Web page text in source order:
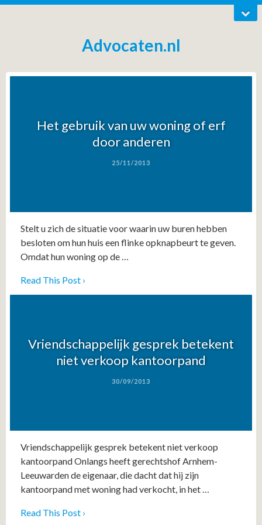
Advocaten.nl
Het gebruik van uw woning of erf
door anderen
25/11/2013
Stelt u zich de situatie voor waarin uw buren hebben
besloten om hun huis een flinke opknapbeurt te geven.
Omdat hun woning op de …
Read This Post ›
Vriendschappelijk gesprek betekent
niet verkoop kantoorpand
30/09/2013
Vriendschappelijk gesprek betekent niet verkoop
kantoorpand Onlangs heeft gerechtshof Arnhem-
Leeuwarden de eigenaar, die dacht dat hij zijn
kantoorpand met woning had verkocht, in het …
Read This Post ›